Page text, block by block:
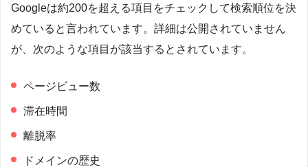
Googleは約200を超える項目をチェックして検索順位を決
めていると言われています。詳細は公開されていません
が、次のような項目が該当するとされています。
ページビュー数
滞在時間
離脱率
ドメインの歴史